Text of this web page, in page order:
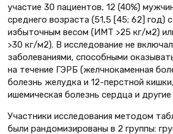
участие 30 пациентов, 12 (40%)
среднего возраста (51,5 [45; 62] год)
избыточным весом (ИМТ >25 кг/м2)
>30 кг/м2). В исследование не
заболеваниями, способными
на течение ГЭРБ (желчнокаменная
болезнь желудка и 12-перстной
ишемическая болезнь сердца и другие
Участники исследования методом
были рандомизированы в 2 группы: